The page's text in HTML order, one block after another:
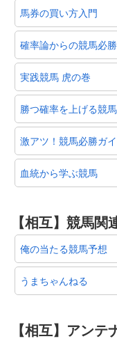
馬券の買い方入門
確率論からの競馬必
実践競馬 虎の巻
勝つ確率を上げる競
激アツ！競馬必勝ガ
血統から学ぶ競馬
【相互】競馬関
俺の当たる競馬予想
うまちゃんねる
【相互】アンテ